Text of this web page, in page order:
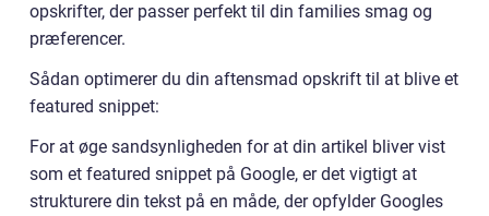
opskrifter, der passer perfekt til din families smag og
præferencer.
Sådan optimerer du din aftensmad opskrift til at blive et
featured snippet:
For at øge sandsynligheden for at din artikel bliver vist
som et featured snippet på Google, er det vigtigt at
strukturere din tekst på en måde, der opfylder Googles